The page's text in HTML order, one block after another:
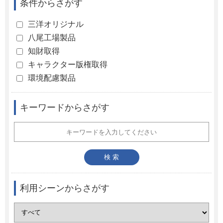
条件からさがす
三洋オリジナル
八尾工場製品
知財取得
キャラクター版権取得
環境配慮製品
キーワードからさがす
利用シーンからさがす